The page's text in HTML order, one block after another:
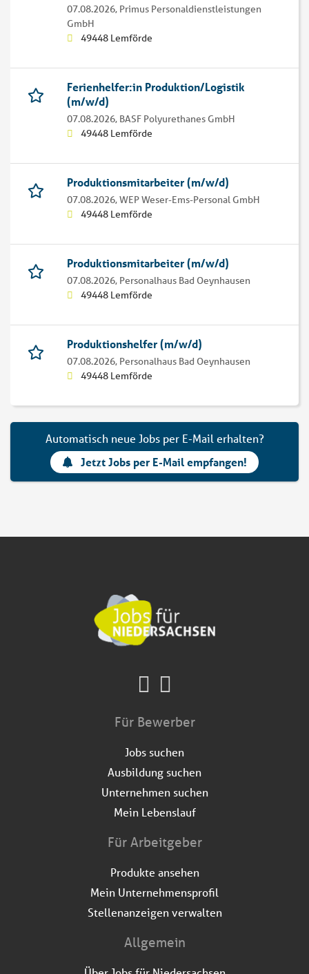
07.08.2026, Primus Personaldienstleistungen
GmbH
49448 Lemförde
Ferienhelfer:in Produktion/Logistik
(m/w/d)
07.08.2026, BASF Polyurethanes GmbH
49448 Lemförde
Produktionsmitarbeiter (m/w/d)
07.08.2026,WEP Weser-Ems-Personal GmbH
49448 Lemförde
Produktionsmitarbeiter (m/w/d)
07.08.2026, Personalhaus Bad Oeynhausen
49448 Lemförde
Produktionshelfer (m/w/d)
07.08.2026, Personalhaus Bad Oeynhausen
49448 Lemförde
Automatisch neue Jobs per E-Mail erhalten?
Jetzt Jobs per E-Mail empfangen!
Für Bewerber
Jobs suchen
Ausbildung suchen
Unternehmen suchen
Mein Lebenslauf
Für Arbeitgeber
Produkte ansehen
Mein Unternehmensprofil
Stellenanzeigen verwalten
Allgemein